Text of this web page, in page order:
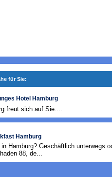
für Sie:
Hotel Hamburg
freut sich auf Sie....
Hamburg
Hamburg? Geschäftlich unterwegs
88, de...